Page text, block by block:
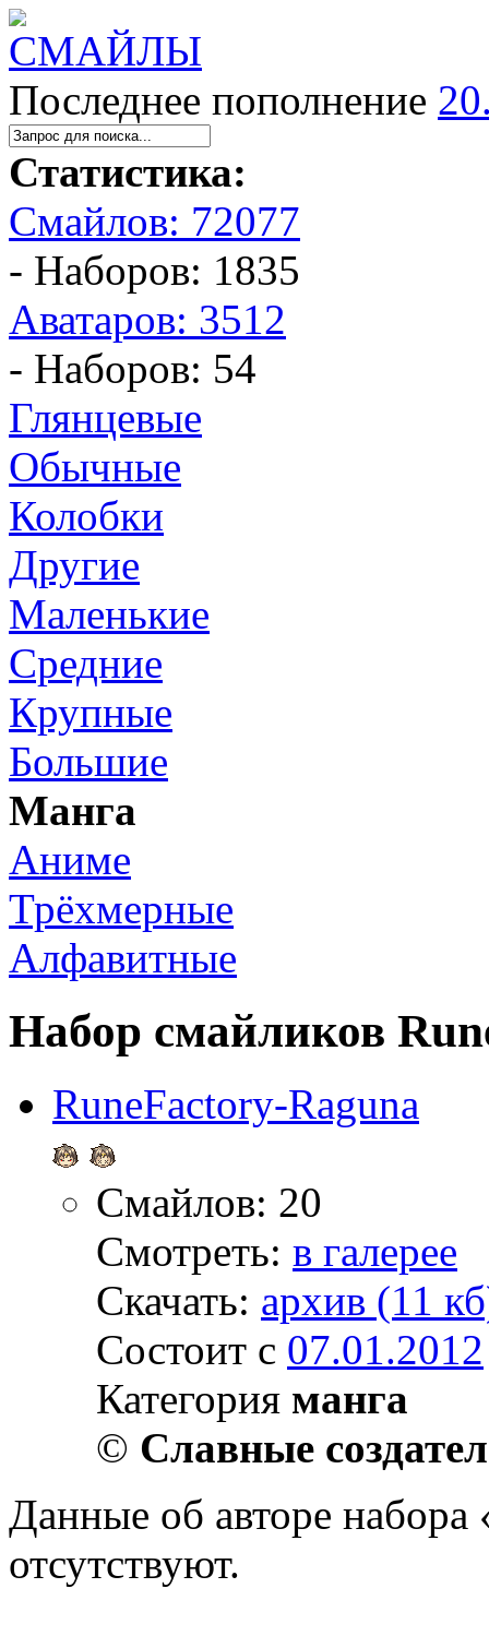
Последнее пополнение
Статистика:
Смайлов: 72077
- Наборов: 1835
Аватаров: 3512
- Наборов: 54
Глянцевые
Обычные
Колобки
Другие
Маленькие
Средние
Крупные
Большие
Манга
Аниме
Трёхмерные
Алфавитные
Набор смайликов
RuneFactory-Raguna
Смайлов: 20
Смотреть: в галерее
Скачать: архив (11
Состоит с 07.01.2012
Категория манга
© Славные
Данные об авторе набора
отсутствуют.